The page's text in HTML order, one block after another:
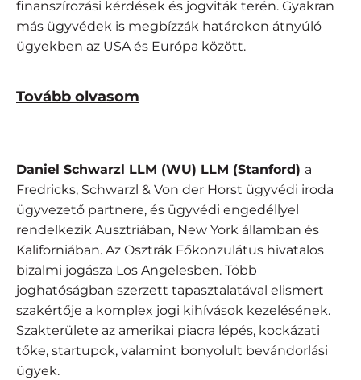
finanszírozási kérdések és jogviták terén. Gyakran
más ügyvédek is megbízzák határokon átnyúló
ügyekben az USA és Európa között.
Tovább olvasom
Daniel Schwarzl LLM (WU) LLM (Stanford) a
Fredricks, Schwarzl & Von der Horst ügyvédi iroda
ügyvezető partnere, és ügyvédi engedéllyel
rendelkezik Ausztriában, New York államban és
Kaliforniában. Az Osztrák Főkonzulátus hivatalos
bizalmi jogásza Los Angelesben. Több
joghatóságban szerzett tapasztalatával elismert
szakértője a komplex jogi kihívások kezelésének.
Szakterülete az amerikai piacra lépés, kockázati
tőke, startupok, valamint bonyolult bevándorlási
ügyek.